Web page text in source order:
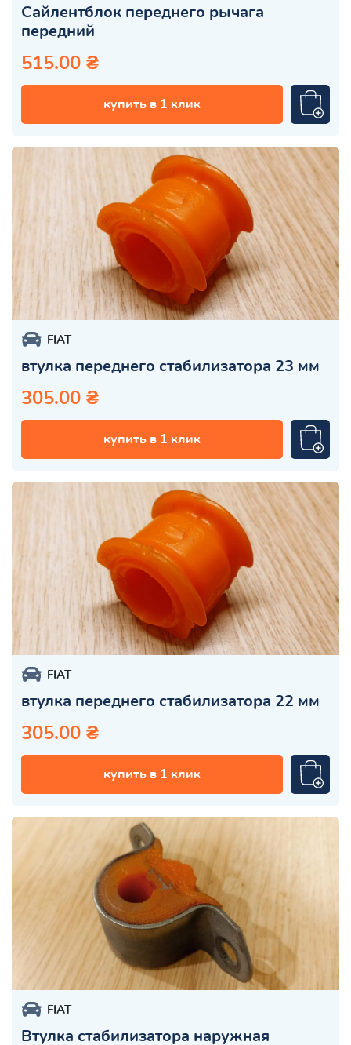
Сайлентблок переднего рычага
передний
515.00 ₴
купить в 1 клик
FIAT
втулка переднего стабилизатора 23 мм
305.00 ₴
купить в 1 клик
FIAT
втулка переднего стабилизатора 22 мм
305.00 ₴
купить в 1 клик
FIAT
Втулка стабилизатора наружная